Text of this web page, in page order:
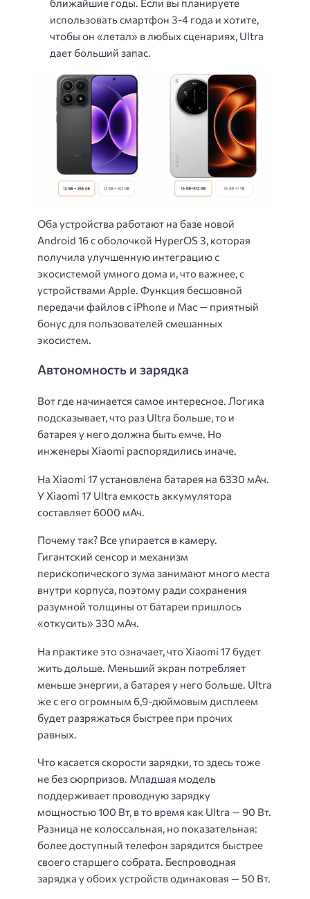
ближайшие годы. Если вы планируете
использовать смартфон 3-4 года и хотите,
чтобы он «летал» в любых сценариях, Ultra
дает больший запас.
Оба устройства работают на базе новой
Android 16 с оболочкой HyperOS 3, которая
получила улучшенную интеграцию с
экосистемой умного дома и, что важнее, с
устройствами Apple. Функция бесшовной
передачи файлов с iPhone и Mac — приятный
бонус для пользователей смешанных
экосистем.
Автономность и зарядка
Вот где начинается самое интересное. Логика
подсказывает, что раз Ultra больше, то и
батарея у него должна быть емче. Но
инженеры Xiaomi распорядились иначе.
На Xiaomi 17 установлена батарея на 6330 мАч.
У Xiaomi 17 Ultra емкость аккумулятора
составляет 6000 мАч.
Почему так? Все упирается в камеру.
Гигантский сенсор и механизм
перископического зума занимают много места
внутри корпуса, поэтому ради сохранения
разумной толщины от батареи пришлось
«откусить» 330 мАч.
На практике это означает, что Xiaomi 17 будет
жить дольше. Меньший экран потребляет
меньше энергии, а батарея у него больше. Ultra
же с его огромным 6,9-дюймовым дисплеем
будет разряжаться быстрее при прочих
равных.
Что касается скорости зарядки, то здесь тоже
не без сюрпризов. Младшая модель
поддерживает проводную зарядку
мощностью 100 Вт, в то время как Ultra — 90 Вт.
Разница не колоссальная, но показательная:
более доступный телефон зарядится быстрее
своего старшего собрата. Беспроводная
зарядка у обоих устройств одинаковая — 50 Вт.